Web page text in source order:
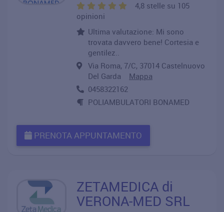
4,8 stelle su 105
opinioni
Ultima valutazione: Mi sono
trovata davvero bene! Cortesia e
gentilez..
Via Roma, 7/C, 37014 Castelnuovo
Del Garda Mappa
0458322162
POLIAMBULATORI BONAMED
PRENOTA APPUNTAMENTO
ZETAMEDICA di
VERONA-MED SRL